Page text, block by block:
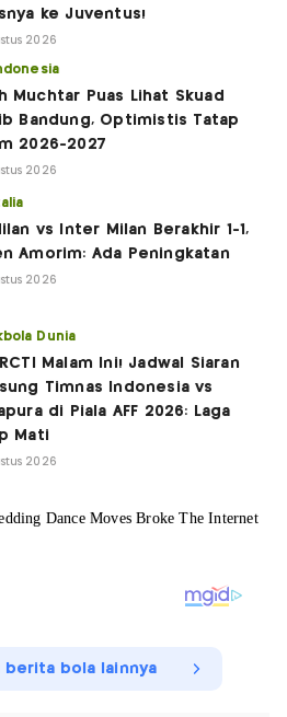
ke Juventus!
2026
Muchtar Puas Lihat Skuad
Bandung, Optimistis Tatap
2026-2027
2026
vs Inter Milan Berakhir 1-1,
Amorim: Ada Peningkatan
2026
Dunia
Malam Ini! Jadwal Siaran
Timnas Indonesia vs
di Piala AFF 2026: Laga
Mati
2026
berita bola lainnya